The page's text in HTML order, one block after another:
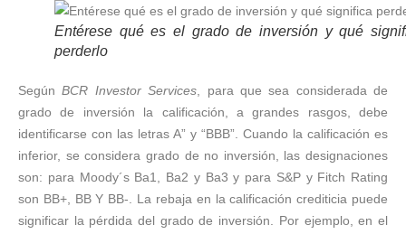
Entérese qué es el grado de inversión y qué
perderlo
SegúnBCR Investor Services , para que sea considerada de
grado de inversión la calificación, a grandes rasgos, debe
identificarse con las letras A” y “BBB”. Cuando la calificación es
inferior, se considera grado de no inversión, las designaciones
son: para Moody´s Ba1, Ba2 y Ba3 y para S&P y Fitch Rating
son BB+, BB Y BB-. La rebaja en la calificación crediticia puede
significar la pérdida del grado de inversión. Por ejemplo, en el